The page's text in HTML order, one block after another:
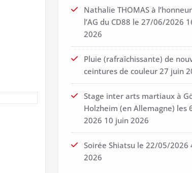
Nathalie THOMAS à
l’AG du CD88 le 27/06/2026
2026
Pluie (rafraîchissante) de
ceintures de couleur 27 juin
Stage inter arts martiaux à
Holzheim (en Allemagne) les
2026 10 juin 2026
Soirée Shiatsu le 22/05/2026
2026